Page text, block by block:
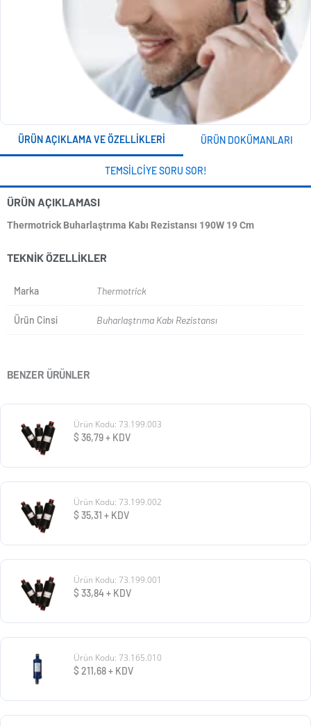
ÜRÜN AÇIKLAMA VE ÖZELLIKLERI ÜRÜN DOKÜMANLARI
TEMSILCIYE SORU SOR!
ÜRÜN AÇIKLAMASI
Thermotrick Buharlaştrıma Kabı Rezistansı 190W 19 Cm
TEKNIK ÖZELLIKLER
Marka Thermotrick
Ürün Cinsi Buharlaştrıma Kabı Rezistansı
BENZER ÜRÜNLER
Ürün Kodu: 73.199.003
$ 36,79+ KDV
Ürün Kodu: 73.199.002
$ 35,31 + KDV
Ürün Kodu: 73.199.001
$ 33,84+ KDV
Ürün Kodu: 73.165.010
$ 211,68+ KDV